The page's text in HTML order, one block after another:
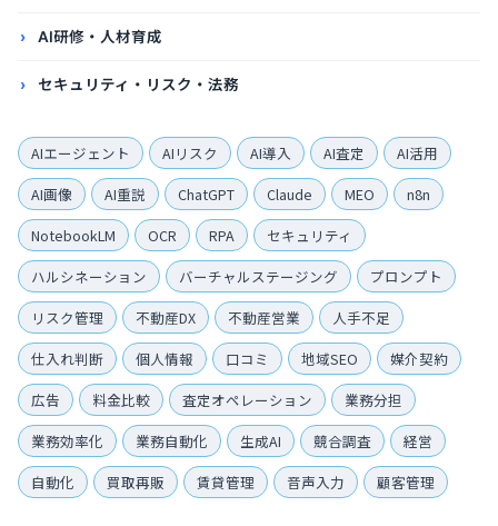
AI研修・人材育成
セキュリティ・リスク・法務
AIエージェント AIリスク AI導入 AI査定
AI活用
AI画像
AI重説 ChatGPT Claude MEO
n8n
NotebookLM
OCR RPA
セキュリティ
ハルシネーション
バーチャルステージング
プロンプト
リスク管理
不動産DX 不動産営業
人手不足
仕入れ判断
個人情報 口コミ 地域SEO
媒介契約
広告
料金比較 査定オペレーション
業務分担
業務効率化
業務自動化 生成AI 競合調査
経営
自動化
買取再販 賃貸管理 音声入力 顧客管理